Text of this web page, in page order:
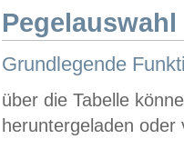
Grundlegende
über die Tabelle
heruntergeladen oder